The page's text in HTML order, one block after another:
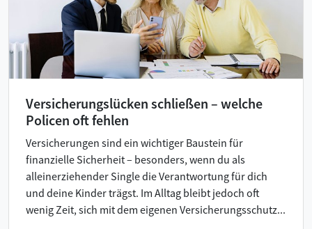
Versicherungslücken schließen – welche
Policen oft fehlen
Versicherungen sind ein wichtiger Baustein für
finanzielle Sicherheit – besonders, wenn du als
alleinerziehender Single die Verantwortung für dich
und deine Kinder trägst. Im Alltag bleibt jedoch oft
wenig Zeit, sich mit dem eigenen Versicherungsschutz...